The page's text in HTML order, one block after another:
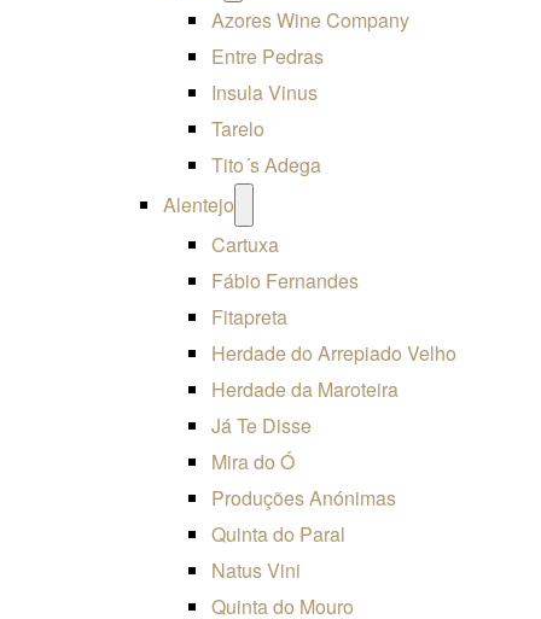
menu
Azores Wine Company
Entre Pedras
Insula Vinus
Tarelo
Tito´s Adega
Alentejo
menu
Cartuxa
Fábio Fernandes
Fitapreta
Herdade do Arrepiado Velho
Herdade da Maroteira
Já Te Disse
Mira do Ó
Produções Anónimas
Quinta do Paral
Natus Vini
Quinta do Mouro